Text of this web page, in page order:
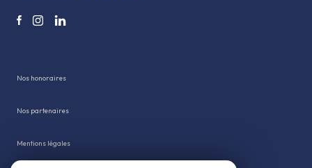
Nos honoraires
Nos partenaires
Mentions légales